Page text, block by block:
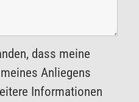
dass meine
Anliegens
Informationen